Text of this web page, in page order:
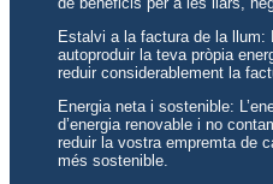
Estalvi a la factura de la llum:
autoproduir la teva pròpia
reduir considerablement la
Energia neta i sostenible:
d’energia renovable i no
reduir la vostra empremta de
més sostenible.